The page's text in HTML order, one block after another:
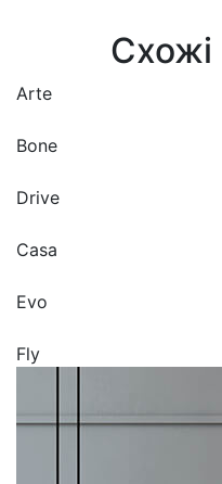
Схожі
Arte
Bone
Drive
Casa
Evo
Fly